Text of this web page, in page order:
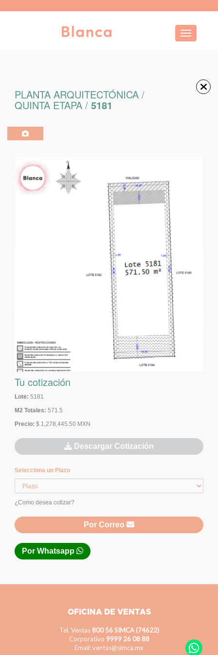
Toggle
PLANTA ARQUITECTÓNICA /
QUINTA ETAPA / 5181
Tu cotización
Lote: 5181
M2 Totales: 571.5
Precio: $ 1,278,445.50 MXN
Descargar Cotización
Selecciona un Plazo
¿Como desea cotizar?
Por Correo
Por Whatsapp
OFICINA DE VENTAS
Tel. Ventas 800 56 SIMCA (74622)
Corporativo 9999 26 08 88
Email: ventas@simca.mx